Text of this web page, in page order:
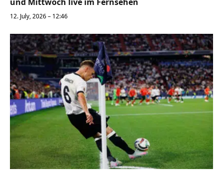
und Mittwoch live im Fernsehen
12. July, 2026 – 12:46